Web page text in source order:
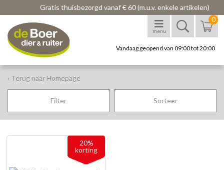
Gratis thuisbezorgd vanaf € 60 (m.u.v. enkele artikelen)
menu
0
Vandaag geopend van 09:00 tot 20:00
‹ Terug naar Homepage
Filter Sorteer
20%
korting